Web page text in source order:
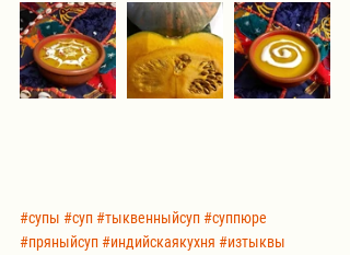
#супы #суп#тыквенныйсуп#суппюре
#пряныйсуп#индийскаякухня #изтыквы